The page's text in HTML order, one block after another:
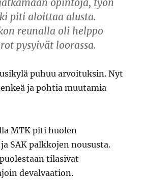
opintoja, työn
piti aloittaa alusta.
reunalla oli helppo
pysyivät loorassa.
puhuu arvoituksin. Nyt
ja pohtia muutamia
MTK piti huolen
SAK palkkojen noususta.
tilasivat
devalvaation.